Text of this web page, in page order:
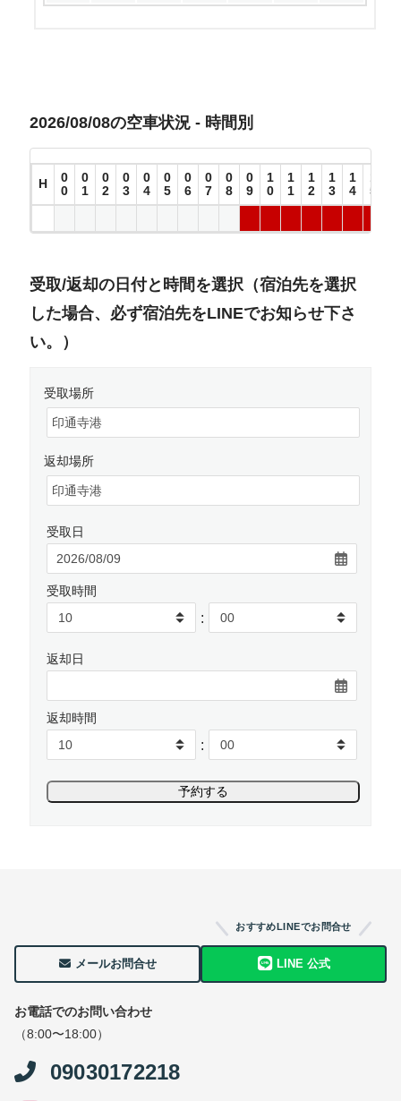
2026/08/08の空車状況 - 時間別
H
0
0
0
1
0
2
0
3
0
4
0
5
0
6
0
7
0
8
0
9
1
0
1
1
1
2
1
3
1
4
1
5
受取/返却の日付と時間を選択（宿泊先を選択
した場合、必ず宿泊先をLINEでお知らせ下さ
い。）
受取場所
返却場所
受取日
受取時間
:
返却日
返却時間
:
メールお問合せ
おすすめLINEでお問合せ
LINE 公式
お電話でのお問い合わせ
（8:00〜18:00）
09030172218